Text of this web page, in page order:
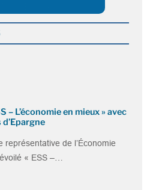
– L’économie en mieux » avec
représentative de l’Économie
« ESS –…